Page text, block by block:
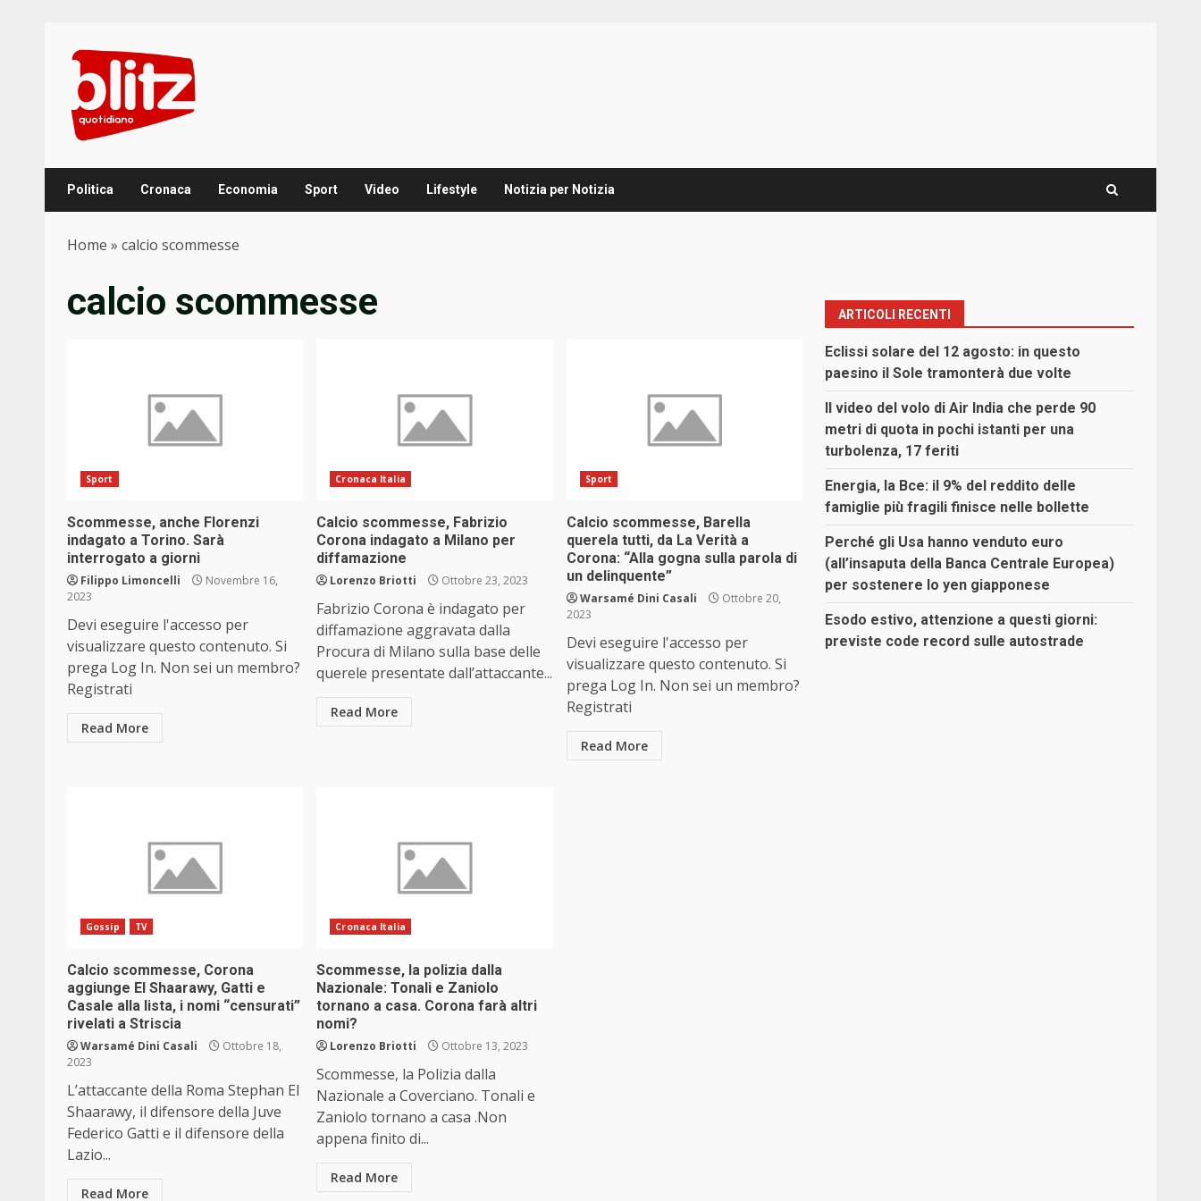
content
Politica Cronaca Economia Sport Video Lifestyle Notizia per Notizia
Home » calcio scommesse
calcio scommesse
Sport
Scommesse, anche Florenzi
indagato a Torino. Sarà
interrogato a giorni
Filippo Limoncelli
Novembre 16,
2023
Devi eseguire l'accesso per
visualizzare questo contenuto. Si
prega Log In. Non sei un membro?
Registrati
Read More
Cronaca Italia
Calcio scommesse, Fabrizio
Corona indagato a Milano per
diffamazione
Lorenzo Briotti Ottobre 23, 2023
Fabrizio Corona è indagato per
diffamazione aggravata dalla
Procura di Milano sulla base delle
querele presentate dall’attaccante...
Read More
Sport
Calcio scommesse, Barella
querela tutti, da La Verità a
Corona: “Alla gogna sulla parola di
un delinquente”
Warsamé Dini Casali
Ottobre 20,
2023
Devi eseguire l'accesso per
visualizzare questo contenuto. Si
prega Log In. Non sei un membro?
Registrati
Read More
Gossip TV
Calcio scommesse, Corona
aggiunge El Shaarawy, Gatti e
Casale alla lista, i nomi “censurati”
rivelati a Striscia
Warsamé Dini Casali
Ottobre 18,
2023
L’attaccante della Roma Stephan El
Shaarawy, il difensore della Juve
Federico Gatti e il difensore della
Lazio...
Read More
Cronaca Italia
Scommesse, la polizia dalla
Nazionale: Tonali e Zaniolo
tornano a casa. Corona farà altri
nomi?
Lorenzo Briotti Ottobre 13, 2023
Scommesse, la Polizia dalla
Nazionale a Coverciano. Tonali e
Zaniolo tornano a casa .Non
appena finito di...
Read More
ARTICOLI RECENTI
Eclissi solare del 12 agosto: in questo
paesino il Sole tramonterà due volte
Il video del volo di Air India che perde 90
metri di quota in pochi istanti per una
turbolenza, 17 feriti
Energia, la Bce: il 9% del reddito delle
famiglie più fragili finisce nelle bollette
Perché gli Usa hanno venduto euro
(all’insaputa della Banca Centrale Europea)
per sostenere lo yen giapponese
Esodo estivo, attenzione a questi giorni:
previste code record sulle autostrade